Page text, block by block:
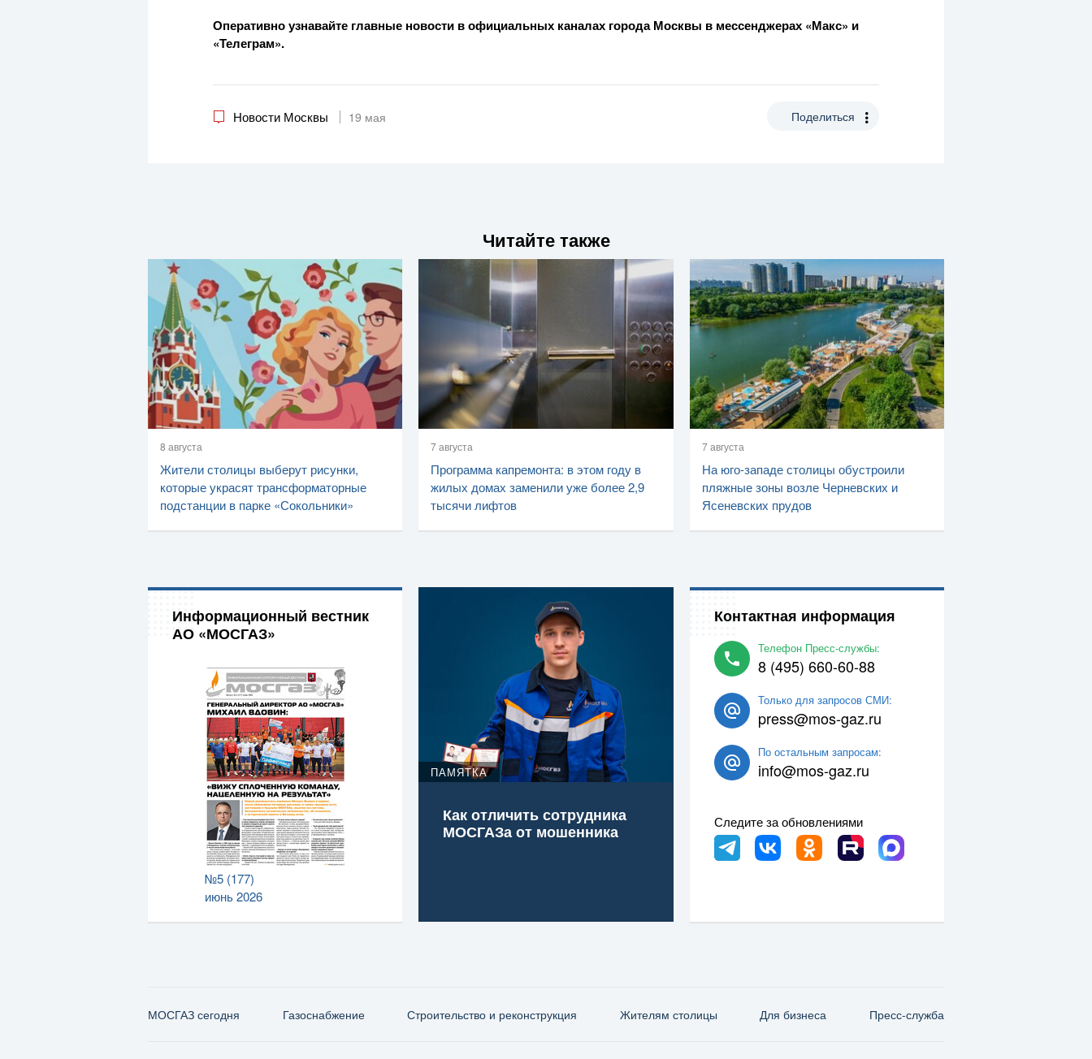
Оперативно узнавайте главные новости в официальных каналах города Москвы в мессенджерах «Макс» и
«Телеграм».
Новости Москвы 19 мая Поделиться
Читайте также
8 августа
Жители столицы выберут рисунки,
которые украсят трансформаторные
подстанции в парке «Сокольники»
7 августа
Программа капремонта: в этом году в
жилых домах заменили уже более 2,9
тысячи лифтов
7 августа
На юго-западе столицы обустроили
пляжные зоны возле Черневских и
Ясеневских прудов
Информационный вестник
АО «МОСГАЗ»
№5 (177)
июнь 2026
ПАМЯТКА
Как отличить сотрудника
МОСГАЗа от мошенника
Контактная информация
Телефон Пресс-службы:
8 (495) 660-60-88
Только для запросов СМИ:
press@mos-gaz.ru
По остальным запросам:
info@mos-gaz.ru
Следите за обновлениями
МОСГАЗ сегодня Газо­снабжение Строительство и реконструкция Жителям столицы Для бизнеса Пресс-служба